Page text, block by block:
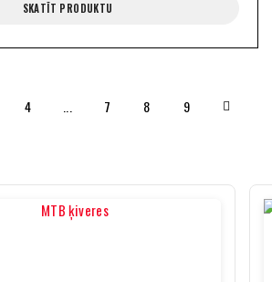
SKATĪT PRODUKTU
4 7 8 9